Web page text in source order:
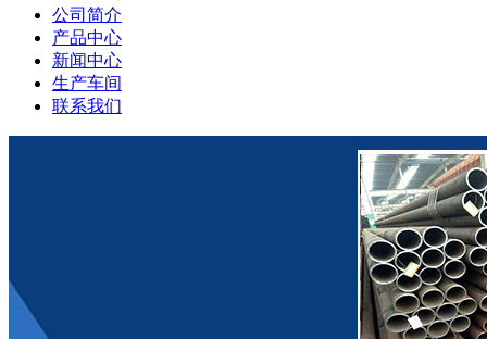
公司简介
产品中心
新闻中心
生产车间
联系我们